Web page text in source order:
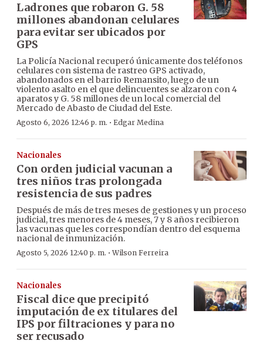
Ladrones que robaron G. 58
millones abandonan celulares
para evitar ser ubicados por
GPS
La Policía Nacional recuperó únicamente dos teléfonos
celulares con sistema de rastreo GPS activado,
abandonados en el barrio Remansito, luego de un
violento asalto en el que delincuentes se alzaron con 4
aparatos y G. 58 millones de un local comercial del
Mercado de Abasto de Ciudad del Este.
Agosto 6, 2026 12:46 p. m. · Edgar Medina
Nacionales
Con orden judicial vacunan a
tres niños tras prolongada
resistencia de sus padres
Después de más de tres meses de gestiones y un proceso
judicial, tres menores de 4 meses, 7 y 8 años recibieron
las vacunas que les correspondían dentro del esquema
nacional de inmunización.
Agosto 5, 2026 12:40 p. m. ·Wilson Ferreira
Nacionales
Fiscal dice que precipitó
imputación de ex titulares del
IPS por filtraciones y para no
ser recusado